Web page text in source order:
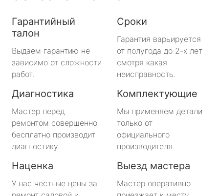
Гарантийный
талон
Выдаем гарантию не
зависимо от сложности
работ.
Сроки
Гарантия варьируется
от полугода до 2-х лет
смотря какая
неисправность.
Диагностика
Мастер перед
ремонтом совершенно
бесплатно производит
диагностику.
Комплектующие
Мы применяем детали
только от
официального
производителя.
Наценка
У нас честные цены за
Выезд мастера
Мастер оперативно